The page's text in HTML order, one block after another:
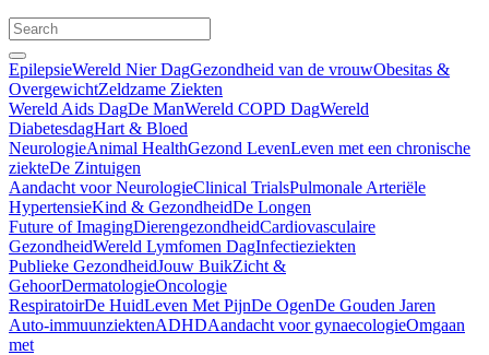
EpilepsieWereld Nier DagGezondheid van de vrouwObesitas &
OvergewichtZeldzame Ziekten
Wereld Aids DagDe ManWereld COPD DagWereld
DiabetesdagHart & Bloed
NeurologieAnimal HealthGezond LevenLeven met een chronische
ziekteDe Zintuigen
Aandacht voor NeurologieClinical TrialsPulmonale Arteriële
HypertensieKind & GezondheidDe Longen
Future of ImagingDierengezondheidCardiovasculaire
GezondheidWereld Lymfomen DagInfectieziekten
Publieke GezondheidJouw BuikZicht &
GehoorDermatologieOncologie
RespiratoirDe HuidLeven Met PijnDe OgenDe Gouden Jaren
Auto-immuunziektenADHDAandacht voor gynaecologieOmgaan
met